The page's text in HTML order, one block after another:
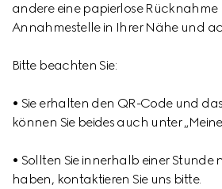
andere eine papierlose
Annahmestelle in Ihrer Nähe und
Bitte beachten Sie:
• Sie erhalten den QR-Code und
können Sie beides auch unter
• Sollten Sie innerhalb einer
haben, kontaktieren Sie uns bitte.